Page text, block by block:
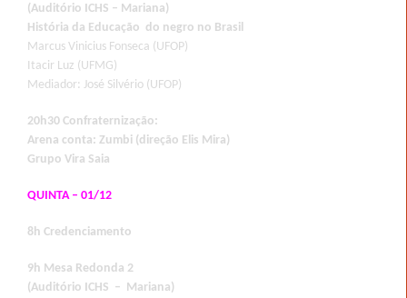
(Auditório ICHS – Mariana)
História da Educação do negro no Brasil
Marcus Vinicius Fonseca (UFOP)
Itacir Luz (UFMG)
Mediador: José Silvério (UFOP)
20h30 Confraternização:
Arena conta: Zumbi (direção Elis Mira)
Grupo Vira Saia
QUINTA – 01/12
8h Credenciamento
9h Mesa Redonda 2
(Auditório ICHS – Mariana)